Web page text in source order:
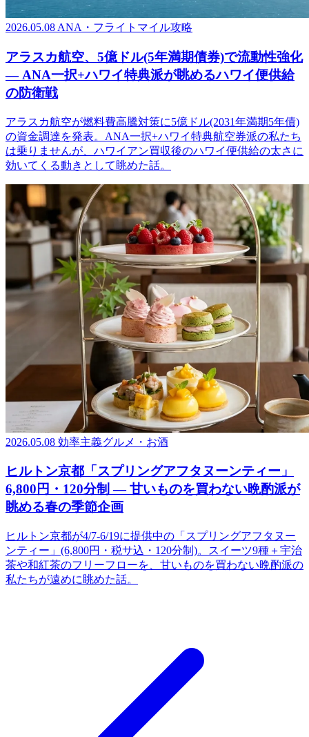
2026.05.08 ANA・フライトマイル攻略
アラスカ航空、5億ドル(5年満期債券)で流動性強化
― ANA一択+ハワイ特典派が眺めるハワイ便供給
の防衛戦
アラスカ航空が燃料費高騰対策に5億ドル(2031年満期5年債)
の資金調達を発表。ANA一択+ハワイ特典航空券派の私たち
は乗りませんが、ハワイアン買収後のハワイ便供給の太さに
効いてくる動きとして眺めた話。
2026.05.08 効率主義グルメ・お酒
ヒルトン京都「スプリングアフタヌーンティー」
6,800円・120分制 ― 甘いものを買わない晩酌派が
眺める春の季節企画
ヒルトン京都が4/7-6/19に提供中の「スプリングアフタヌー
ンティー」(6,800円・税サ込・120分制)。スイーツ9種＋宇治
茶や和紅茶のフリーフローを、甘いものを買わない晩酌派の
私たちが遠めに眺めた話。